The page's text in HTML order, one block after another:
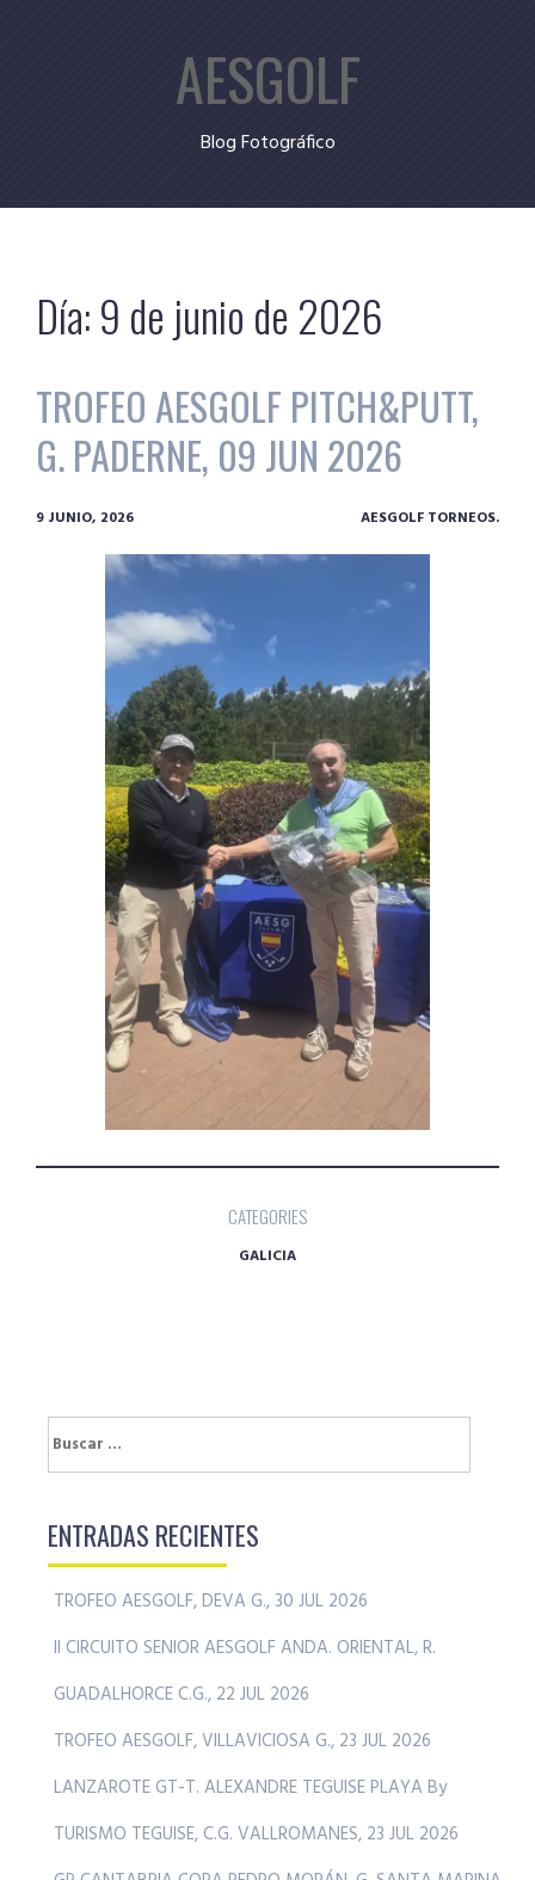
AESGOLF
Blog Fotográfico
Día:9 de junio de 2026
TROFEO AESGOLF PITCH&PUTT,
G. PADERNE, 09 JUN 2026
9 JUNIO, 2026 AESGOLF TORNEOS.
CATEGORIES
GALICIA
Buscar:
ENTRADAS RECIENTES
TROFEO AESGOLF, DEVA G., 30 JUL 2026
II CIRCUITO SENIOR AESGOLF ANDA. ORIENTAL, R.
GUADALHORCE C.G., 22 JUL 2026
TROFEO AESGOLF, VILLAVICIOSA G., 23 JUL 2026
LANZAROTE GT-T. ALEXANDRE TEGUISE PLAYA By
TURISMO TEGUISE, C.G. VALLROMANES, 23 JUL 2026